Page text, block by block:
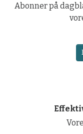
Abonner på